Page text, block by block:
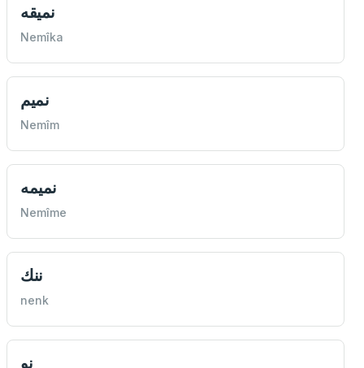
نميقه
Nemîka
نميم
Nemîm
نميمه
Nemîme
ننك
nenk
نو